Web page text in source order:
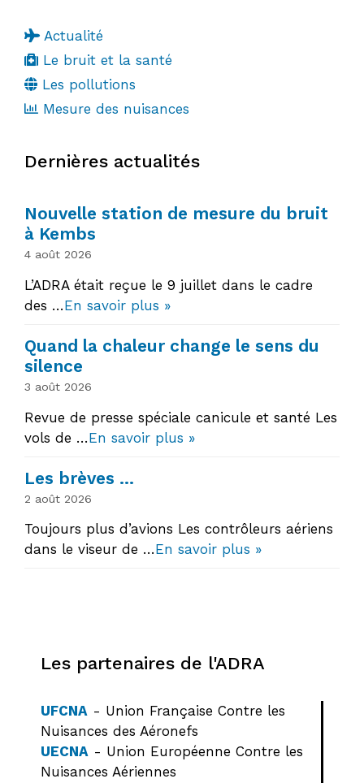
Actualité
Le bruit et la santé
Les pollutions
Mesure des nuisances
Dernières actualités
Nouvelle station de mesure du bruit
à Kembs
4 août 2026
L’ADRA était reçue le 9 juillet dans le cadre
des …En savoir plus »
Quand la chaleur change le sens du
silence
3 août 2026
Revue de presse spéciale canicule et santé Les
vols de …En savoir plus »
Les brèves …
2 août 2026
Toujours plus d’avions Les contrôleurs aériens
dans le viseur de …En savoir plus »
Les partenaires de l'ADRA
UFCNA - Union Française Contre les
Nuisances des Aéronefs
UECNA - Union Européenne Contre les
Nuisances Aériennes